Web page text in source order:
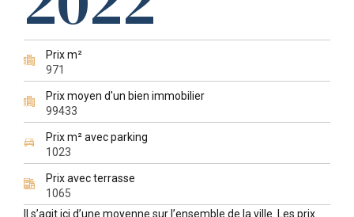
Prix m²
971
Prix moyen d'un bien immobilier
99433
Prix m² avec parking
1023
Prix avec terrasse
1065
Il s’agit ici d’une moyenne sur l’ensemble de la ville. Les prix